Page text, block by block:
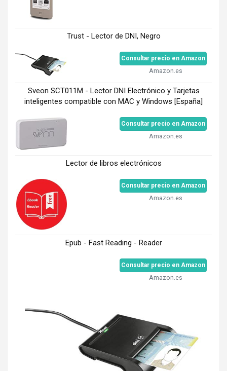
Trust - Lector de DNI, Negro
Consultar precio en Amazon
Amazon.es
Sveon SCT011M - Lector DNI Electrónico y Tarjetas
inteligentes compatible con MAC y Windows [España]
Consultar precio en Amazon
Amazon.es
Lector de libros electrónicos
Consultar precio en Amazon
Amazon.es
Epub - Fast Reading - Reader
Consultar precio en Amazon
Amazon.es